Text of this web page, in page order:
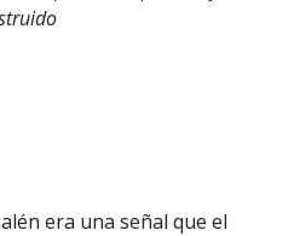
era una señal que el